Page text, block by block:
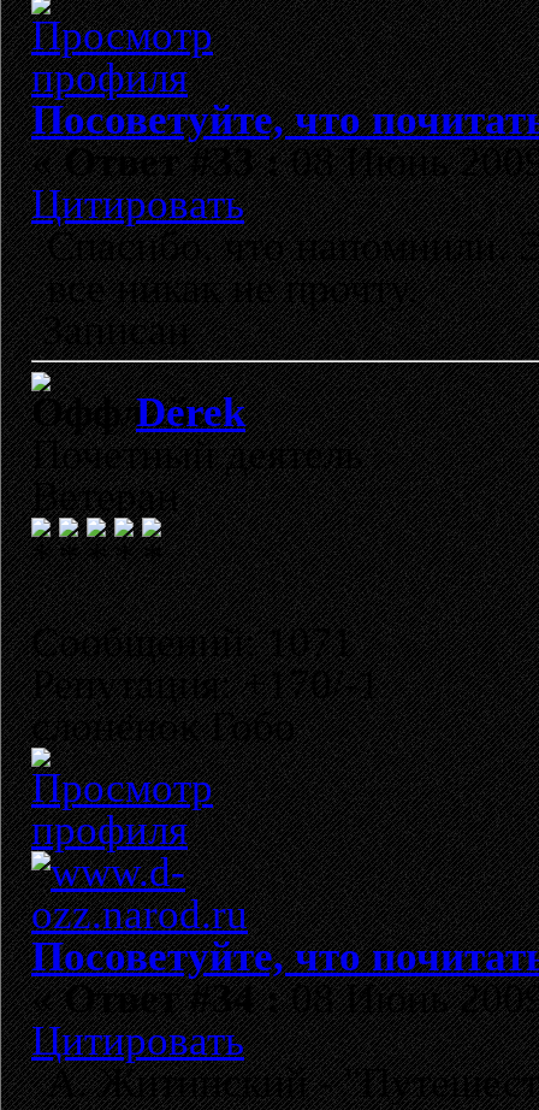
Посоветуйте, что
«Ответ #33 :08 Июнь
Цитировать
Спасибо, что напомнили.
все никак не прочту.
Записан
Derek
Почетный деятель
Ветеран
Сообщений: 1071
Репутация: +170/-1
слонёнок Гобо
Посоветуйте, что
«Ответ #34 :08 Июнь
Цитировать
А. Житинский -